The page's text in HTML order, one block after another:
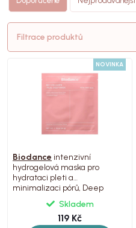
Filtrace produktů
NOVINKA
Biodance intenzivní
hydrogelová maska pro
hydrataci pleti a
minimalizaci pórů, Deep
Skladem
119 Kč